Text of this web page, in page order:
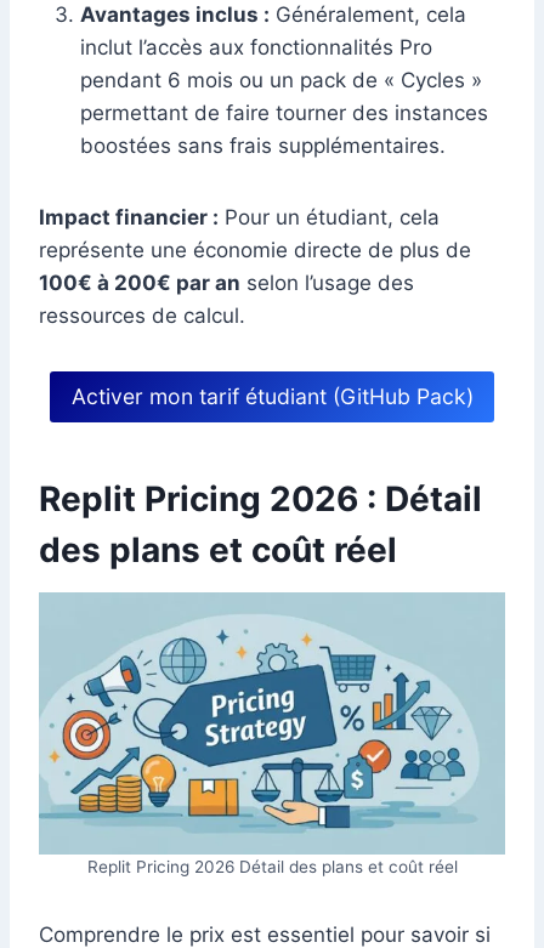
Avantages inclus : Généralement, cela
inclut l’accès aux fonctionnalités Pro
pendant 6 mois ou un pack de « Cycles »
permettant de faire tourner des instances
boostées sans frais supplémentaires.
Impact financier : Pour un étudiant, cela
représente une économie directe de plus de
100€ à 200€ par an selon l’usage des
ressources de calcul.
Activer mon tarif étudiant (GitHub Pack)
Replit Pricing 2026 : Détail
des plans et coût réel
Replit Pricing 2026 Détail des plans et coût réel
Comprendre le prix est essentiel pour savoir si